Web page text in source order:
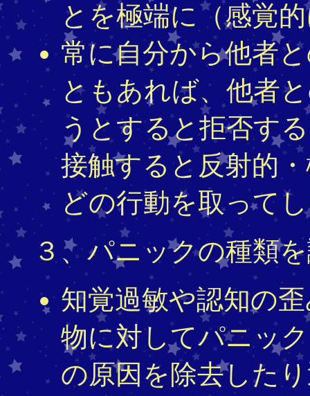
とを極端に（感覚
常に自分から他者
ともあれば、他者
うとすると拒否す
接触すると反射的
どの行動を取って
３、パニックの種類
知覚過敏や認知の
物に対してパニッ
の原因を除去した